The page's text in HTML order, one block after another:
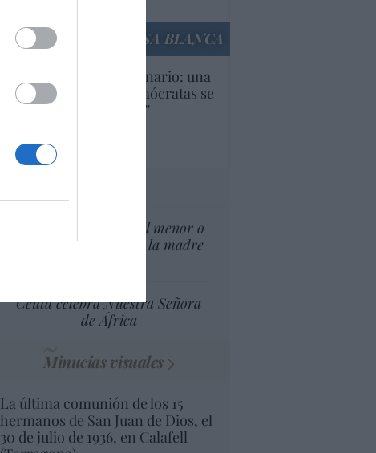
LA CASA BLANCA
EEUU. Inquietante escenario: una
tercera parte de los demócratas se
define como “socialista”
Artículos anteriores
¿El Superior interés el menor o
el superior interés de la madre
Ceuta celebra Nuestra Señora
de África
Minucias visuales
La última comunión de los 15
hermanos de San Juan de Dios, el
30 de julio de 1936, en Calafell